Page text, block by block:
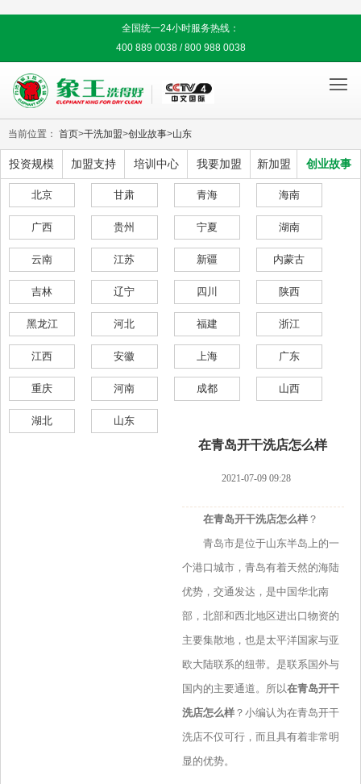
全国统一24小时服务热线：
400 889 0038 / 800 988 0038

当前位置： 首页>干洗加盟>创业故事>山东
投资规模 加盟支持 培训中心 我要加盟 新加盟 创业故事
北京 甘肃 青海 海南
广西 贵州 宁夏 湖南
云南 江苏 新疆 内蒙古
吉林 辽宁 四川 陕西
黑龙江 河北 福建 浙江
江西 安徽 上海 广东
重庆 河南 成都 山西
湖北 山东
在青岛开干洗店怎么样
2021-07-09 09:28
在青岛开干洗店怎么样？
青岛市是位于山东半岛上的一
个港口城市，青岛有着天然的海陆
优势，交通发达，是中国华北南
部，北部和西北地区进出口物资的
主要集散地，也是太平洋国家与亚
欧大陆联系的纽带。是联系国外与
国内的主要通道。所以在青岛开干
洗店怎么样？小编认为在青岛开干
洗店不仅可行，而且具有着非常明
显的优势。